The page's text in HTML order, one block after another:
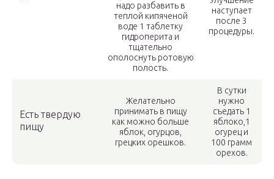
надо разбавить в
теплой кипяченой
воде 1 таблетку
гидроперита и
тщательно
ополоснуть ротовую
полость.
наступает
после 3
процедуры.
Есть твердую
пищу
Желательно
принимать в пищу
как можно больше
яблок, огурцов,
грецких орешков.
В сутки
нужно
съедать 1
яблоко,1
огурец и
100 грамм
орехов.